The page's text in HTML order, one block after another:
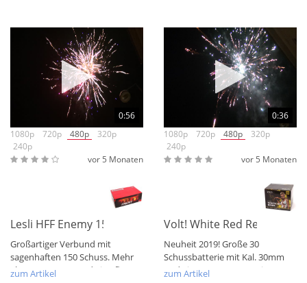
0:56
1080p
720p 480p
320p
240p
vor 5 Monaten
Lesli HFF Enemy 150 Schuss Verbund
Großartiger Verbund mit
sagenhaften 150 Schuss. Mehr
als 1000gr. NEM und eine flotte
zum Artikel
0:36
1080p
720p 480p
320p
240p
vor 5 Monaten
Volt! White Red Rebel
Neuheit 2019! Große 30
Schussbatterie mit Kal. 30mm
und einem Meer aus weissen
zum Artikel